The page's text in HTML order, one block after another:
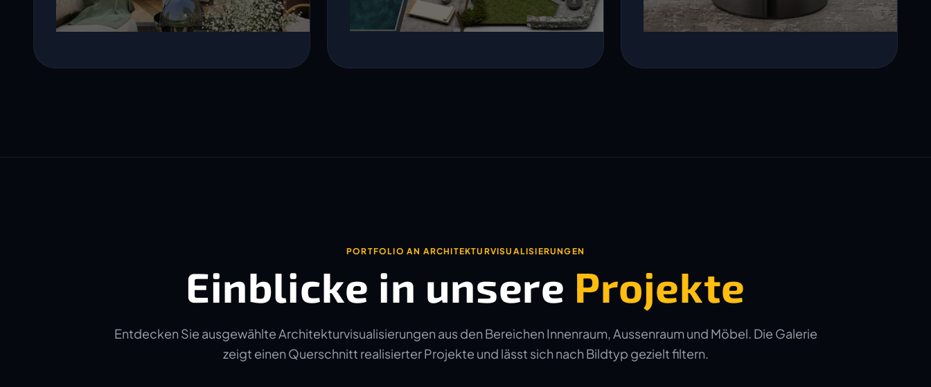
PORTFOLIO AN ARCHITEKTURVISUALISIERUNGEN
Einblicke in unsere Projekte
Entdecken Sie ausgewählte Architekturvisualisierungen aus den Bereichen Innenraum, Aussenraum und Möbel. Die Galerie
zeigt einen Querschnitt realisierter Projekte und lässt sich nach Bildtyp gezielt filtern.